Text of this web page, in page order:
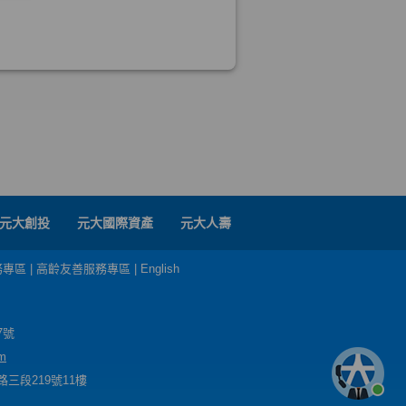
元大創投 元大國際資產 元大人壽
區 高齡友善服務專區 English
號
三段219號11樓